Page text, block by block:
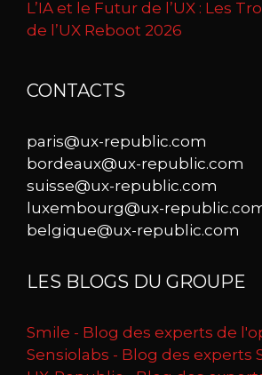
L’IA et le Futur de l’UX : Les
de l’UX Reboot 2026
CONTACTS
paris@ux-republic.com
bordeaux@ux-republic.com
suisse@ux-republic.com
luxembourg@ux-
belgique@ux-republic.com
LES BLOGS DU GROUPE
Smile - Blog des experts de
Sensiolabs - Blog des experts